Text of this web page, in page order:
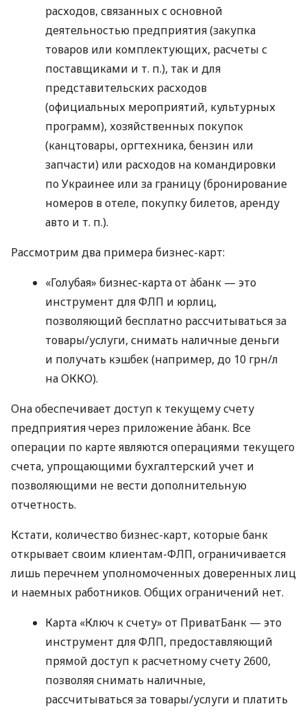
расходов, связанных с основной
деятельностью предприятия (закупка
товаров или комплектующих, расчеты с
поставщиками и т. п.), так и для
представительских расходов
(официальных мероприятий, культурных
программ), хозяйственных покупок
(канцтовары, оргтехника, бензин или
запчасти) или расходов на командировки
по Украинее или за границу (бронирование
номеров в отеле, покупку билетов, аренду
авто и т. п.).
Рассмотрим два примера бизнес-карт:
«Голубая» бизнес-карта от àбанк — это
инструмент для ФЛП и юрлиц,
позволяющий бесплатно рассчитываться за
товары/услуги, снимать наличные деньги
и получать кэшбек (например, до 10 грн/л
на ОККО).
Она обеспечивает доступ к текущему счету
предприятия через приложение àбанк. Все
операции по карте являются операциями текущего
счета, упрощающими бухгалтерский учет и
позволяющими не вести дополнительную
отчетность.
Кстати, количество бизнес-карт, которые банк
открывает своим клиентам-ФЛП, ограничивается
лишь перечнем уполномоченных доверенных лиц
и наемных работников. Общих ограничений нет.
Карта «Ключ к счету» от ПриватБанк — это
инструмент для ФЛП, предоставляющий
прямой доступ к расчетному счету 2600,
позволяя снимать наличные,
рассчитываться за товары/услуги и платить